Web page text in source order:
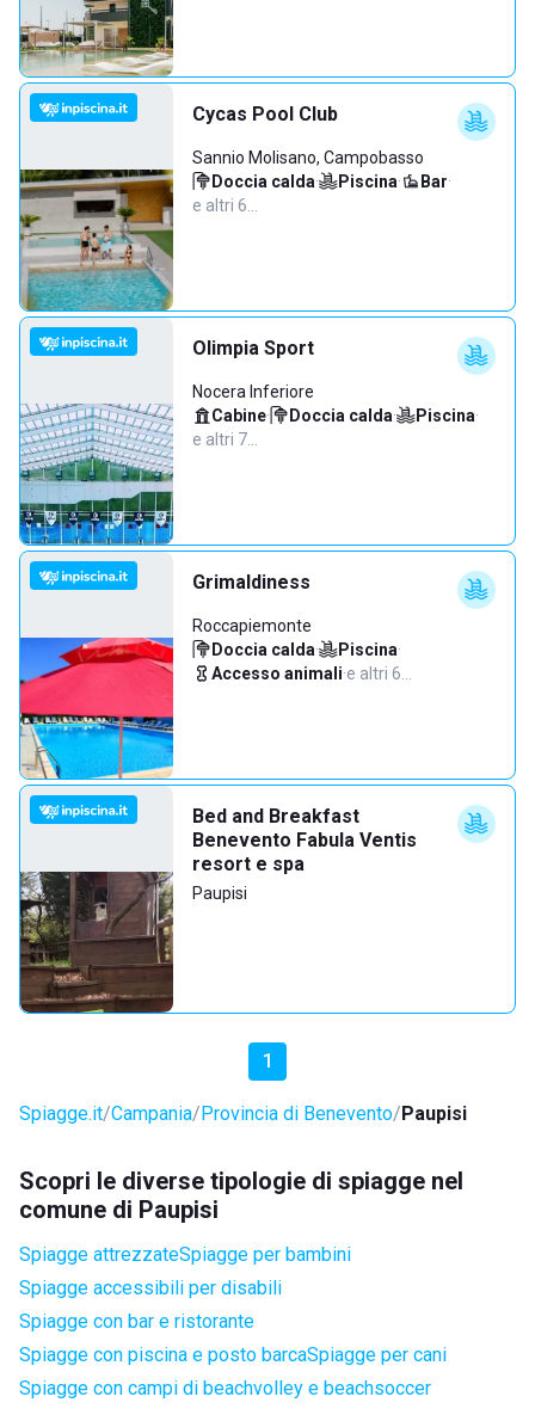
Cycas Pool Club
Sannio Molisano, Campobasso
Doccia calda· Piscina· Bar·
e altri 6…
Olimpia Sport
Nocera Inferiore
Cabine· Doccia calda· Piscina·
e altri 7…
Grimaldiness
Roccapiemonte
Doccia calda· Piscina·
Accesso animali·e altri 6…
Bed and Breakfast
Benevento Fabula Ventis
resort e spa
Paupisi
1
Spiagge.it Campania Provincia di Benevento Paupisi
Scopri le diverse tipologie di spiagge nel
comune di Paupisi
Spiagge attrezzateSpiagge per bambini
Spiagge accessibili per disabili
Spiagge con bar e ristorante
Spiagge con piscina e posto barcaSpiagge per cani
Spiagge con campi di beachvolley e beachsoccer